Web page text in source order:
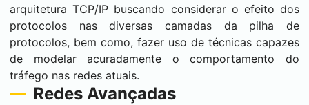
arquitetura TCP/IP buscando considerar o efeito dos
protocolos nas diversas camadas da pilha de
protocolos, bem como, fazer uso de técnicas capazes
de modelar acuradamente o comportamento do
tráfego nas redes atuais.
Redes Avançadas